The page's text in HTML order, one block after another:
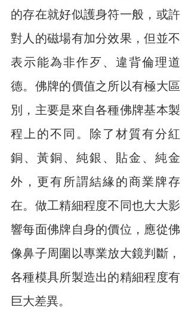
的存在就好似護身符一般，或許
對人的磁場有加分效果，但並不
表示能為非作歹、違背倫理道
德。佛牌的價值之所以有極大區
別，主要是來自各種佛牌基本製
程上的不同。除了材質有分紅
銅、黃銅、純銀、貼金、純金
外，更有所謂結緣的商業牌存
在。做工精細程度不同也大大影
響每面佛牌自身的價位，應從佛
像鼻子周圍以專業放大鏡判斷，
各種模具所製造出的精細程度有
巨大差異。